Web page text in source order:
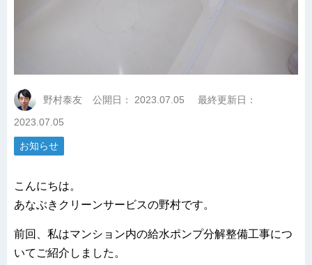
野村泰友 公開日： 2023.07.05
最終更新日：
2023.07.05
お知らせ
こんにちは。
あなぶきクリーンサービスの野村です。
前回、私はマンション内の給水ポンプ分解整備工事につ
いてご紹介しました。